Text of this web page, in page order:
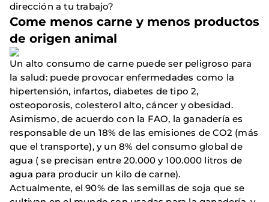
dirección a tu trabajo?
Come menos carne y menos productos
de origen animal
Un alto consumo de carne puede ser peligroso para
la salud: puede provocar enfermedades como la
hipertensión, infartos, diabetes de tipo 2,
osteoporosis, colesterol alto, cáncer y obesidad.
Asimismo, de acuerdo con la FAO, la ganadería es
responsable de un 18% de las emisiones de CO2 (más
que el transporte), y un 8% del consumo global de
agua ( se precisan entre 20.000 y 100.000 litros de
agua para producir un kilo de carne).
Actualmente, el 90% de las semillas de soja que se